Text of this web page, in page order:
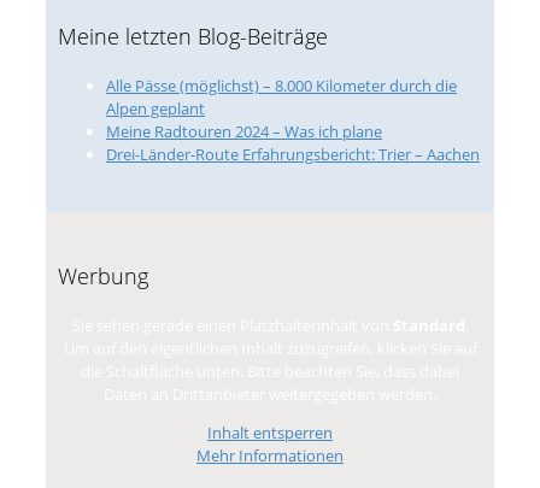
Meine letzten Blog-Beiträge
Alle Pässe (möglichst) – 8.000 Kilometer durch die
Alpen geplant
Meine Radtouren 2024 – Was ich plane
Drei-Länder-Route Erfahrungsbericht: Trier – Aachen
Werbung
Inhalt entsperren
Mehr Informationen